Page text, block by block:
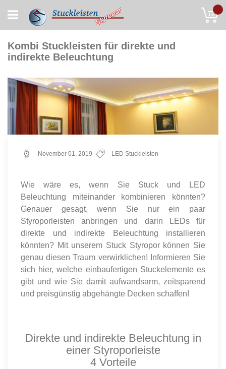
to
Content
Kombi Stuckleisten für direkte und
indirekte Beleuchtung
November 01, 2019 LED Stuckleisten
Wie wäre es, wenn Sie Stuck und LED
Beleuchtung miteinander kombinieren könnten?
Genauer gesagt, wenn Sie nur ein paar
Styroporleisten anbringen und darin LEDs für
direkte und indirekte Beleuchtung installieren
könnten? Mit unserem Stuck Styropor können Sie
genau diesen Traum verwirklichen! Informieren Sie
sich hier, welche einbaufertigen Stuckelemente es
gibt und wie Sie damit aufwandsarm, zeitsparend
und preisgünstig abgehängte Decken schaffen!
Direkte und indirekte Beleuchtung in
einer Styroporleiste
4 Vorteile